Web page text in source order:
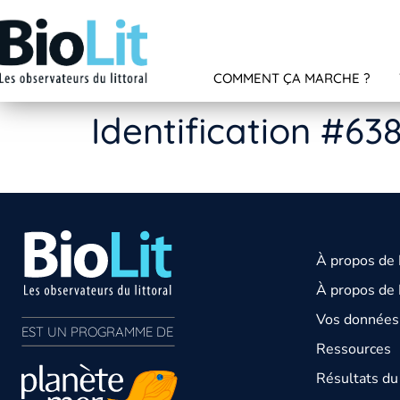
COMMENT ÇA MARCHE ?
Identification
EST UN PROGRAMME DE
À propos de
À propos de
Vos
Ressources
Résultats